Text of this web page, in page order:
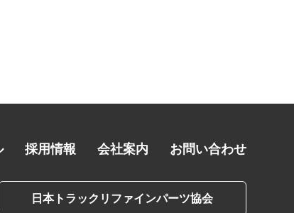
採用情報 会社案内 お問い合わせ
日本トラックリファインパーツ協会